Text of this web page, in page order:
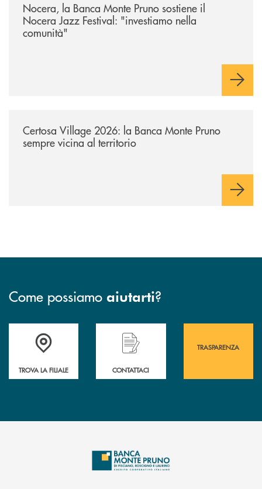
Nocera, la Banca Monte Pruno sostiene il
Nocera Jazz Festival: "investiamo nella
comunità"
Certosa Village 2026: la Banca Monte Pruno
sempre vicina al territorio
Come possiamo aiutarti?
Accedi all' elenco completo&nbsp; delle&nbsp; filiali&nbsp; di Banca
TROVA LA FILIALE
Hai bisogno di assistenza immediata?
CONTATTACI
TRASPARENZA